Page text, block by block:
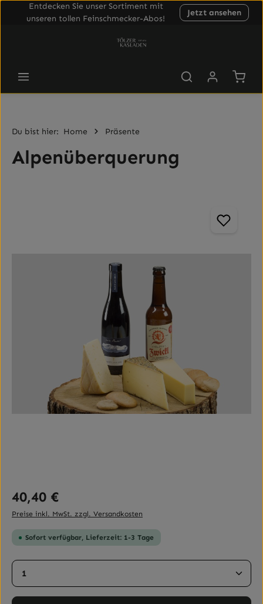
Entdecken Sie unser Sortiment mit
unseren tollen Feinschmecker-Abos!
Jetzt ansehen
Du bist hier: Home Präsente
Alpenüberquerung
Regulärer Preis:
40,40 €
Preise inkl. MwSt. zzgl. Versandkosten
Sofort verfügbar, Lieferzeit: 1-3 Tage
Produkt Anzahl: Gib den gewünschten Wert ein